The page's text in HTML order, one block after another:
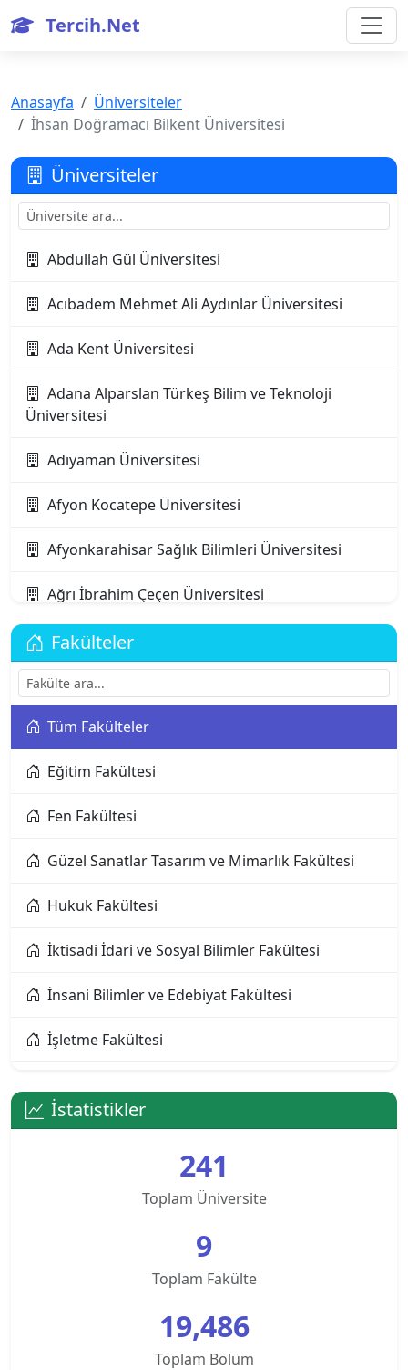
Tercih.Net
Anasayfa
Üniversiteler
İhsan Doğramacı Bilkent Üniversitesi
Üniversiteler
Abdullah Gül Üniversitesi
Acıbadem Mehmet Ali Aydınlar Üniversitesi
Ada Kent Üniversitesi
Adana Alparslan Türkeş Bilim ve Teknoloji
Üniversitesi
Adıyaman Üniversitesi
Afyon Kocatepe Üniversitesi
Afyonkarahisar Sağlık Bilimleri Üniversitesi
Ağrı İbrahim Çeçen Üniversitesi
Akdeniz Karpaz Üniversitesi
Akdeniz Üniversitesi
Aksaray Üniversitesi
Alanya Alaaddin Keykubat Üniversitesi
Alanya Üniversitesi
Altınbaş Üniversitesi
Amasya Üniversitesi
Anadolu Üniversitesi
Ankara Bilim Üniversitesi
Ankara Hacı Bayram Veli Üniversitesi
Ankara Müzik ve Güzel Sanatlar Üniversitesi
Ankara Sosyal Bilimler Üniversitesi
Ankara Üniversitesi
Ankara Yıldırım Beyazıt Üniversitesi
Fakülteler
Tüm Fakülteler
Eğitim Fakültesi
Fen Fakültesi
Güzel Sanatlar Tasarım ve Mimarlık Fakültesi
Hukuk Fakültesi
İktisadi İdari ve Sosyal Bilimler Fakültesi
İnsani Bilimler ve Edebiyat Fakültesi
İşletme Fakültesi
Uygulamalı Bilimler Fakültesi
İstatistikler
241
Toplam Üniversite
9
Toplam Fakülte
19,486
Toplam Bölüm